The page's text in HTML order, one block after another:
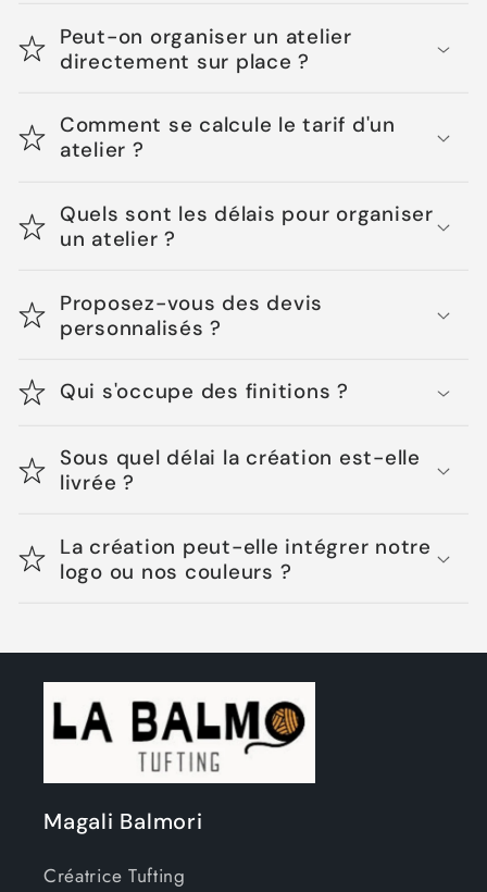
Peut-on organiser un atelier
directement sur place ?
Comment se calcule le tarif d'un
atelier ?
Quels sont les délais pour organiser
un atelier ?
Proposez-vous des devis
personnalisés ?
Qui s'occupe des finitions ?
Sous quel délai la création est-elle
livrée ?
La création peut-elle intégrer notre
logo ou nos couleurs ?
Magali Balmori
Créatrice Tufting